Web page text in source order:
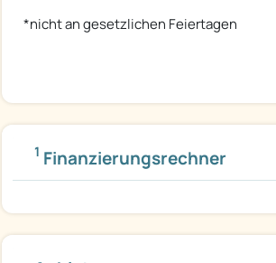
*nicht an gesetzlichen Feiertagen
1 Finanzierungsrechner